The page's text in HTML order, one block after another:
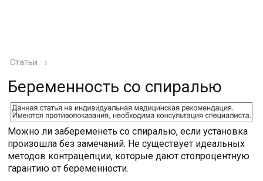
Статьи ›
Беременность со спиралью
Можно ли забеременеть со спиралью, если установка
произошла без замечаний. Не существует идеальных
методов контрацепции, которые дают стопроцентную
гарантию от беременности.